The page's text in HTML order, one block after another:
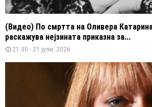
(Видео) По смртта на Оливера
раскажува нејзината приказна за...
21:30 - 21 јули, 2026